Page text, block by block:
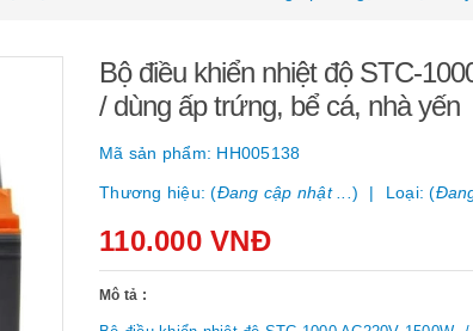
Bộ điều khiển nhiệt độ STC-
/ dùng ấp trứng, bể cá, nhà yến
Mã sản phẩm: HH005138
Thương hiệu: (Đang cập nhật ... ) Loại: (
110.000 VNĐ
Mô tả :